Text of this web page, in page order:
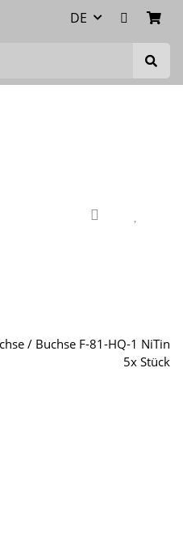
DE